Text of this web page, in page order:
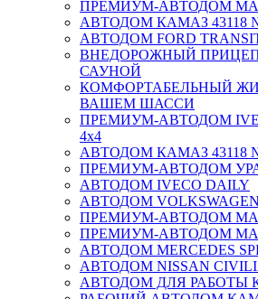
ПРЕМИУМ-АВТОДОМ
АВТОДОМ КАМАЗ 43118
АВТОДОМ FORD
ВНЕДОРОЖНЫЙ
САУНОЙ
КОМФОРТАБЕЛЬНЫЙ
ВАШЕМ ШАССИ
ПРЕМИУМ-АВТОДОМ
4х4
АВТОДОМ КАМАЗ 43118
ПРЕМИУМ-АВТОДОМ
АВТОДОМ IVECO DAILY
АВТОДОМ VOLKSWAGEN
ПРЕМИУМ-АВТОДОМ
ПРЕМИУМ-АВТОДОМ
АВТОДОМ MERCEDES
АВТОДОМ NISSAN
АВТОДОМ ДЛЯ РАБОТЫ